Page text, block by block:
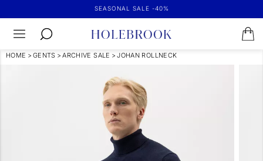
SEASONAL SALE -40%
HOME > GENTS > ARCHIVE SALE > JOHAN ROLLNECK